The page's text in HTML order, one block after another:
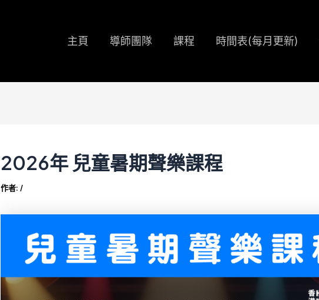
主頁 導師團隊 課程 時間表(每月更新)
2026年 兒童暑期聲樂課程
作者: /